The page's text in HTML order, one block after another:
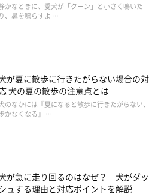
かなときに、愛犬が「クーン」と小さく鳴いた
り、鼻を鳴らすよ …
が夏に散歩に行きたがらない場合の対
犬の夏の散歩の注意点とは
のなかには『夏になると散歩に行きたがらない、
かなくなる』 …
が急に走り回るのはなぜ？ 犬がダッ
ュする理由と対応ポイントを解説